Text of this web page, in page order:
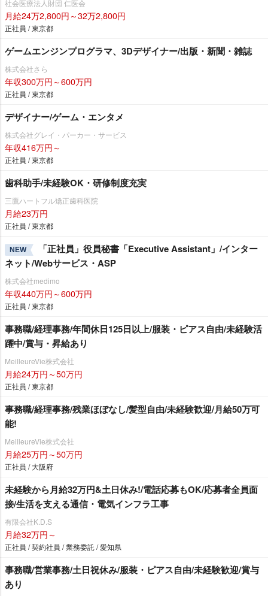
社会医療法人財団 仁医会
月給24万2,800円～32万2,800円
正社員 / 東京都
ゲームエンジンプログラマ、3Dデザイナー/出版・新聞・雑誌
株式会社さら
年収300万円～600万円
正社員 / 東京都
デザイナー/ゲーム・エンタメ
株式会社グレイ・パーカー・サービス
年収416万円～
正社員 / 東京都
歯科助手/未経験OK・研修制度充実
三鷹ハートフル矯正歯科医院
月給23万円
正社員 / 東京都
NEW
「正社員」役員秘書「Executive Assistant」/インター
ネット/Webサービス・ASP
株式会社medimo
年収440万円～600万円
正社員 / 東京都
事務職/経理事務/年間休日125日以上/服装・ピアス自由/未経験活
躍中/賞与・昇給あり
MeilleureVie株式会社
月給24万円～50万円
正社員 / 東京都
事務職/経理事務/残業ほぼなし/髪型自由/未経験歓迎/月給50万可
能!
MeilleureVie株式会社
月給25万円～50万円
正社員 / 大阪府
未経験から月給32万円&土日休み!/電話応募もOK/応募者全員面
接/生活を支える通信・電気インフラ工事
有限会社K.D.S
月給32万円～
正社員 / 契約社員 / 業務委託 / 愛知県
事務職/営業事務/土日祝休み/服装・ピアス自由/未経験歓迎/賞与
あり